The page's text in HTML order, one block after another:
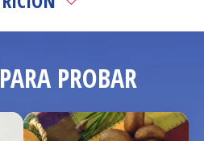
PROBAR